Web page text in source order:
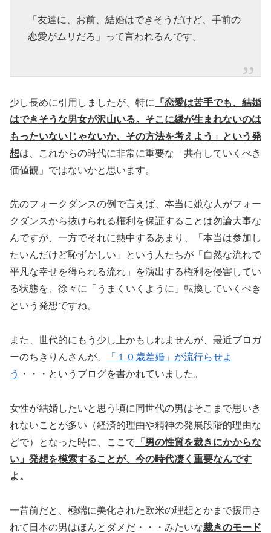
「友達に、お前、結婚はできそうだけど、手前の
恋愛がムリだろ」って言われるんです。
少し長めに引用しましたが、特に
「恋愛は苦手でも、結婚
はできそうな男女が沢山いる。そこに縁が生まれないのは
もったいないじゃないか、その方法を考えよう」という発
想は、これからの時代に非常に重要な「共有していくべき
価値観」ではないかと思います。
先のフォークダンスの例で言えば、本当に嫌な人がフォー
クダンスから抜けられる権利を保証することは勿論大事な
んですが、一方でそれに熱中するあまり、「本当は参加し
たいんだけど恥ずかしい」という人たちが「自然な流れで
平凡な幸せを得られる流れ」を演出する権利を侵害してい
る状態を、徐々に「うまくいくように」転換していくべき
という発想ですね。
また、世代的にもう少し上かもしれませんが、最近ブロガ
ーのちきりんさんが、
「１０歳差婚」が流行らせよ
う
・・・というブログを書かれていました。
女性が結婚したいと思う頃に同世代の男はそこまで思いき
れないことが多い（経済的理由や精神の発展段階的理由な
どで）となった時に、ここで 「男の性質を裁きにかからな
い」発想を模索することが、今の時代凄く重要なんです
よ。
一昔前だと、極端に美化された欧米の理想とかまで援用さ
れて日本の男はほんとダメだ・・・みたいな裁きのモード